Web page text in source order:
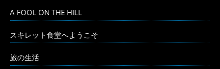
A FOOL ON THE HILL
スキレット食堂へようこそ
旅の生活